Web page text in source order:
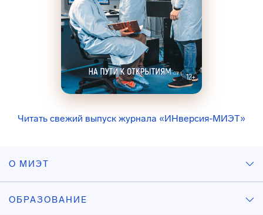
Читать свежий выпуск журнала «ИНверсия-МИЭТ»
О МИЭТ
ОБРАЗОВАНИЕ